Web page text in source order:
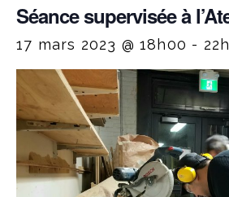
Séance supervisée à
17 mars 2023 @ 18h00 -